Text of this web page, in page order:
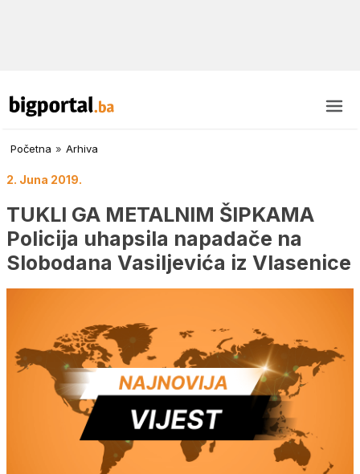
Početna » Arhiva
2. Juna 2019.
TUKLI GA METALNIM ŠIPKAMA
Policija uhapsila napadače na
Slobodana Vasiljevića iz Vlasenice